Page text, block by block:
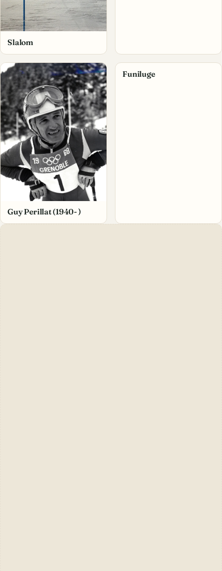
Slalom
Guy Perillat (1940- )
Funiluge